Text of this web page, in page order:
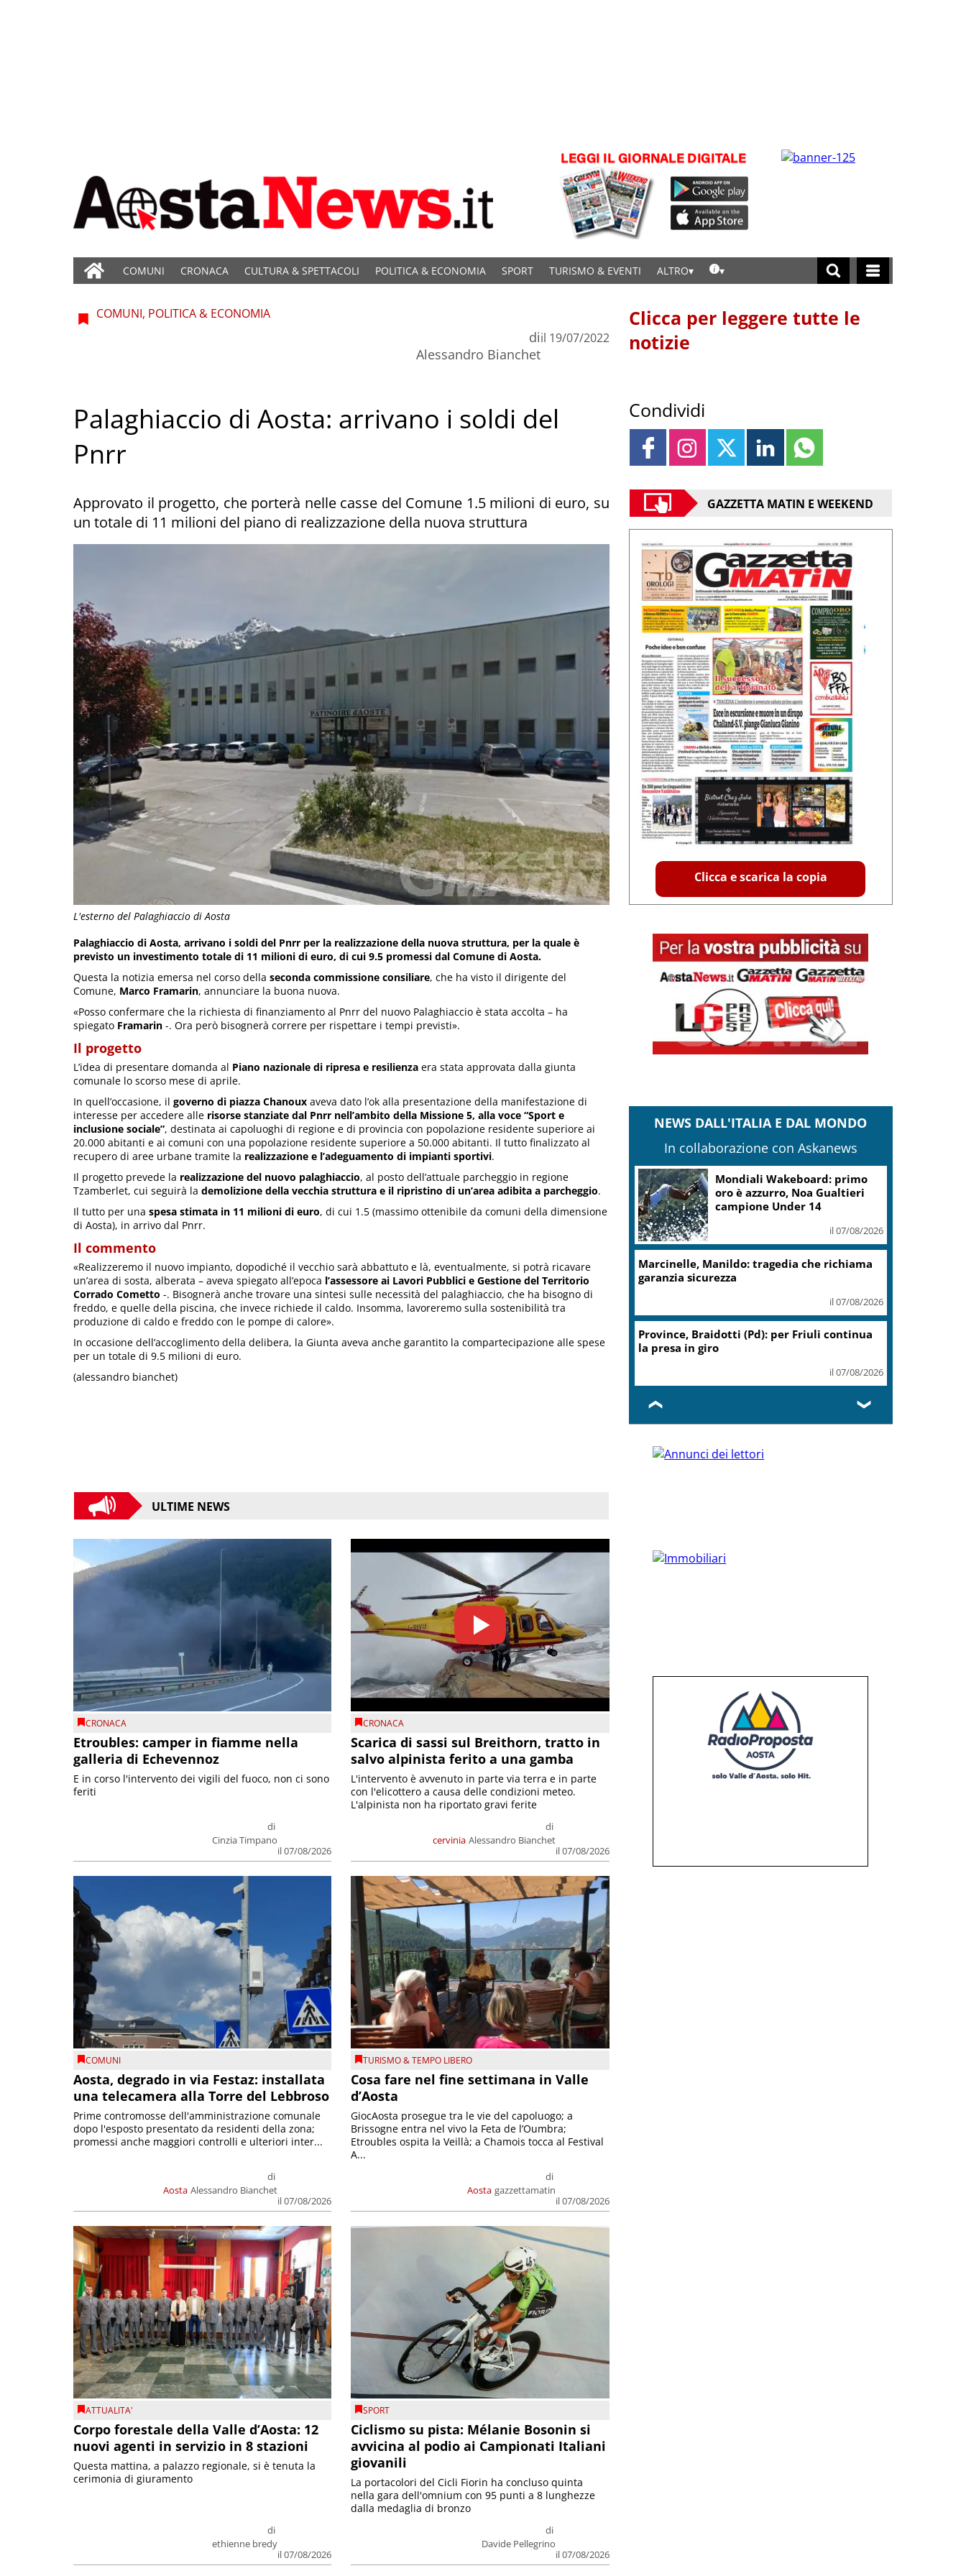
COMUNI CRONACA CULTURA & SPETTACOLI POLITICA & ECONOMIA SPORT TURISMO & EVENTI ALTRO
L'esterno del Palaghiaccio di Aosta
COMUNI, POLITICA & ECONOMIA
di
Alessandro Bianchet
il 19/07/2022
Palaghiaccio di Aosta: arrivano i soldi del
Pnrr
Approvato il progetto, che porterà nelle casse del Comune 1.5 milioni di euro, su
un totale di 11 milioni del piano di realizzazione della nuova struttura
Palaghiaccio di Aosta, arrivano i soldi del Pnrr per la realizzazione della nuova struttura, per la quale è
previsto un investimento totale di 11 milioni di euro, di cui 9.5 promessi dal Comune di Aosta.
Questa la notizia emersa nel corso della seconda commissione consiliare, che ha visto il dirigente del
Comune, Marco Framarin, annunciare la buona nuova.
«Posso confermare che la richiesta di finanziamento al Pnrr del nuovo Palaghiaccio è stata accolta – ha
spiegato Framarin -. Ora però bisognerà correre per rispettare i tempi previsti».
Il progetto
L’idea di presentare domanda al Piano nazionale di ripresa e resilienza era stata approvata dalla giunta
comunale lo scorso mese di aprile.
In quell’occasione, il governo di piazza Chanoux aveva dato l’ok alla presentazione della manifestazione di
interesse per accedere alle risorse stanziate dal Pnrr nell’ambito della Missione 5, alla voce “Sport e
inclusione sociale”, destinata ai capoluoghi di regione e di provincia con popolazione residente superiore ai
20.000 abitanti e ai comuni con una popolazione residente superiore a 50.000 abitanti. Il tutto finalizzato al
recupero di aree urbane tramite la realizzazione e l’adeguamento di impianti sportivi.
Il progetto prevede la realizzazione del nuovo palaghiaccio, al posto dell’attuale parcheggio in regione
Tzamberlet, cui seguirà la demolizione della vecchia struttura e il ripristino di un’area adibita a parcheggio.
Il tutto per una spesa stimata in 11 milioni di euro, di cui 1.5 (massimo ottenibile da comuni della dimensione
di Aosta), in arrivo dal Pnrr.
Il commento
«Realizzeremo il nuovo impianto, dopodiché il vecchio sarà abbattuto e là, eventualmente, si potrà ricavare
un’area di sosta, alberata – aveva spiegato all’epoca l’assessore ai Lavori Pubblici e Gestione del Territorio
Corrado Cometto -. Bisognerà anche trovare una sintesi sulle necessità del palaghiaccio, che ha bisogno di
freddo, e quelle della piscina, che invece richiede il caldo. Insomma, lavoreremo sulla sostenibilità tra
produzione di caldo e freddo con le pompe di calore».
In occasione dell’accoglimento della delibera, la Giunta aveva anche garantito la compartecipazione alle spese
per un totale di 9.5 milioni di euro.
(alessandro bianchet)
ULTIME NEWS
CRONACA
Etroubles: camper in fiamme nella
galleria di Echevennoz
di
Cinzia Timpano
il 07/08/2026
E in corso l'intervento dei vigili del fuoco, non ci sono
feriti
CRONACA
Scarica di sassi sul Breithorn, tratto in
salvo alpinista ferito a una gamba
cervinia
di
Alessandro Bianchet
il 07/08/2026
L'intervento è avvenuto in parte via terra e in parte
con l'elicottero a causa delle condizioni meteo.
L'alpinista non ha riportato gravi ferite
COMUNI
Aosta, degrado in via Festaz: installata
una telecamera alla Torre del Lebbroso
Aosta
di
Alessandro Bianchet
il 07/08/2026
Prime contromosse dell'amministrazione comunale
dopo l'esposto presentato da residenti della zona;
promessi anche maggiori controlli e ulteriori inter...
TURISMO & TEMPO LIBERO
Cosa fare nel fine settimana in Valle
d’Aosta
Aosta
di
gazzettamatin
il 07/08/2026
GiocAosta prosegue tra le vie del capoluogo; a
Brissogne entra nel vivo la Feta de l’Oumbra;
Etroubles ospita la Veillà; a Chamois tocca al Festival
A...
ATTUALITA'
Corpo forestale della Valle d’Aosta: 12
nuovi agenti in servizio in 8 stazioni
di
ethienne bredy
il 07/08/2026
Questa mattina, a palazzo regionale, si è tenuta la
cerimonia di giuramento
SPORT
Ciclismo su pista: Mélanie Bosonin si
avvicina al podio ai Campionati Italiani
giovanili
di
Davide Pellegrino
il 07/08/2026
La portacolori del Cicli Fiorin ha concluso quinta
nella gara dell'omnium con 95 punti a 8 lunghezze
dalla medaglia di bronzo
Clicca per leggere tutte le
notizie
Condividi
GAZZETTA MATIN E WEEKEND
Clicca e scarica la copia
NEWS DALL'ITALIA E DAL MONDO
In collaborazione con Askanews
Mondiali Wakeboard: primo
oro è azzurro, Noa Gualtieri
campione Under 14
il 07/08/2026
Marcinelle, Manildo: tragedia che richiama
garanzia sicurezza
il 07/08/2026
Province, Braidotti (Pd): per Friuli continua
la presa in giro
il 07/08/2026
❮ ❯